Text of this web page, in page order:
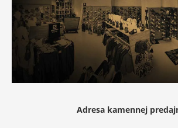
Adresa kamennej